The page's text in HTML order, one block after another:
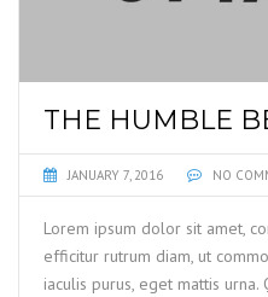
THE HUMBLE
JANUARY 7, 2016 NO
Lorem ipsum dolor sit amet,
efficitur rutrum diam, ut
iaculis purus, eget mattis